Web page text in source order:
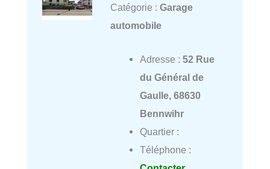
Catégorie : Garage
automobile
Adresse : 52 Rue
du Général de
Gaulle, 68630
Bennwihr
Quartier :
Téléphone :